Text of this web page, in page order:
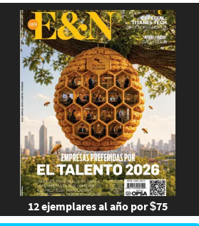
12 ejemplares al año por $75